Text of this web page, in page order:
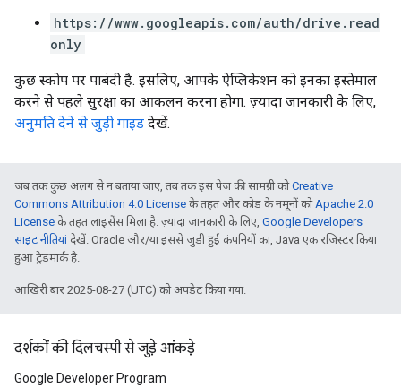
https://www.googleapis.com/auth/drive.read
only
कुछ स्कोप पर पाबंदी है. इसलिए, आपके ऐप्लिकेशन को इनका इस्तेमाल
करने से पहले सुरक्षा का आकलन करना होगा. ज़्यादा जानकारी के लिए,
अनुमति देने से जुड़ी गाइड देखें.
जब तक कुछ अलग से न बताया जाए, तब तक इस पेज की सामग्री कोCreative
Commons Attribution 4.0 License के तहत और कोड के नमूनों कोApache 2.0
License के तहत लाइसेंस मिला है. ज़्यादा जानकारी के लिए, Google Developers
साइट नीतियांदेखें. Oracle और/या इससे जुड़ी हुई कंपनियों का, Java एक रजिस्टर किया
हुआ ट्रेडमार्क है.
आखिरी बार 2025-08-27 (UTC) को अपडेट किया गया.
दर्शकों की दिलचस्पी से जुड़े आंकड़े
Google Developer Program